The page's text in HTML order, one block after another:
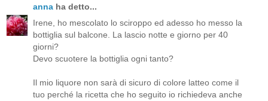
anna ha detto...
Irene, ho mescolato lo sciroppo ed adesso ho messo la
bottiglia sul balcone. La lascio notte e giorno per 40
giorni?
Devo scuotere la bottiglia ogni tanto?
Il mio liquore non sarà di sicuro di colore latteo come il
tuo perché la ricetta che ho seguito io richiedeva anche